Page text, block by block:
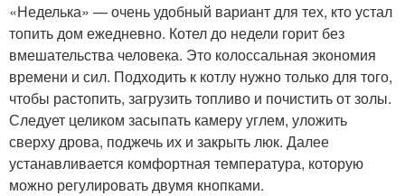
«Неделька» — очень удобный вариант для тех, кто устал
топить дом ежедневно. Котел до недели горит без
вмешательства человека. Это колоссальная экономия
времени и сил. Подходить к котлу нужно только для того,
чтобы растопить, загрузить топливо и почистить от золы.
Следует целиком засыпать камеру углем, уложить
сверху дрова, поджечь их и закрыть люк. Далее
устанавливается комфортная температура, которую
можно регулировать двумя кнопками.